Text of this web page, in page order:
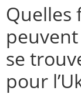
Quelles
se
pour